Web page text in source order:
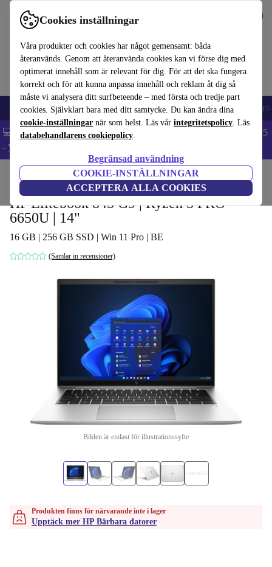
Cookies inställningar
Våra produkter och cookies har något gemensamt: båda
återanvänds. Genom att återanvända cookies kan vi förse dig med
optimerat innehåll som är relevant för dig. För att det ska fungera
korrekt och för att kunna anpassa innehåll och reklam åt dig så
måste vi analysera ditt surfbeteende – med första och tredje part
cookies. Självklart bara med ditt samtycke. Du kan ändra dina
cookie-inställningar när som helst. Läs vår integritetspolicy. Läs
databehandlarens cookiepolicy.
Begränsad användning
COOKIE-INSTÄLLNINGAR
ACCEPTERA ALLA COOKIES
Använd refurbed snabbt och enkelt
🎒 Back to school Mobiltelefoner Bärbara datorer Surfplattor
💻 Extra 5% rabatt på alla MacBooks och laptops - Code: LAPTOP5
- Villkor
Laptops HP Bärbara datorer
HP Elitebook 845 G9 | Ryzen 5 PRO
6650U | 14"
16 GB | 256 GB SSD | Win 11 Pro | BE
(Samlar in recensioner)
Bilden är endast för illustrationssyfte
Produkten finns för närvarande inte i lager
Upptäck mer HP Bärbara datorer